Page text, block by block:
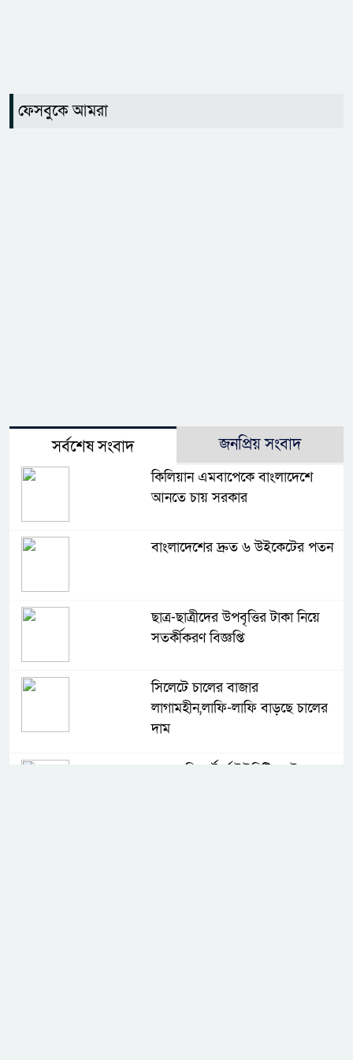
ফেসবুকে আমরা
সর্বশেষ সংবাদ জনপ্রিয় সংবাদ
কিলিয়ান এমবাপেকে বাংলাদেশে
আনতে চায় সরকার
বাংলাদেশের দ্রুত ৬ উইকেটের পতন
ছাত্র-ছাত্রীদের উপবৃত্তির টাকা নিয়ে
সতর্কীকরণ বিজ্ঞপ্তি
সিলেটে চালের বাজার
লাগামহীন,লাফি-লাফি বাড়ছে চালের
দাম
মাগুরা রিপোর্টার্স ইউনিটির দুই বছর